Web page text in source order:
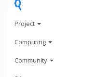
Project
Computing
Community